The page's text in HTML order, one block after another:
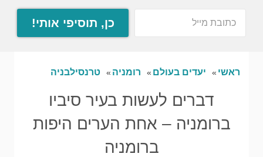
אודות כן, תוסיפי אותי!
ראשי יעדים בעולם רומניה טרנסילבניה
דברים לעשות בעיר סיביו
ברומניה – אחת הערים היפות
ברומניה